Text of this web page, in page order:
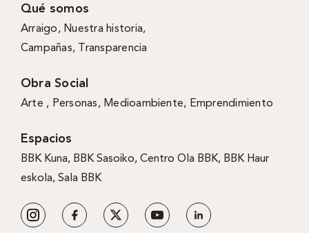
Qué somos
Arraigo, Nuestra historia,
Campañas, Transparencia
Obra Social
Arte , Personas, Medioambiente, Emprendimiento
Espacios
BBK Kuna, BBK Sasoiko, Centro Ola BBK, BBK Haur
eskola, Sala BBK